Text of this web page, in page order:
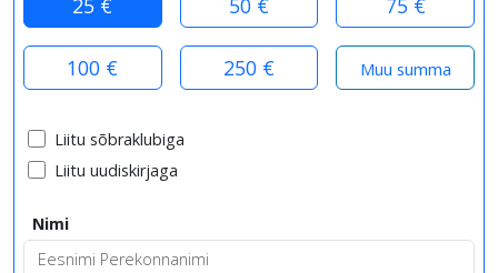
100 € 250 €
Liitu sõbraklubiga
Liitu uudiskirjaga
Nimi